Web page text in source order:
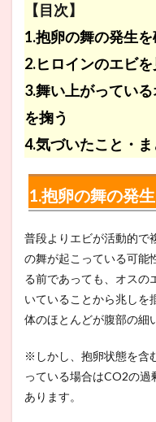
【目次】
1.抱卵の舞の発生
2.ヒロインのエビ
3.舞い上がってい
を掬う
4.気づいたこと・
1.抱卵の舞の発
普段よりエビが活動的で
の舞が起こっている可能
る前であっても、オスの
いていることから兆しを
体のほとんどが腹部の細
※しかし、抱卵状態を含
っている場合はCO2の
あります。